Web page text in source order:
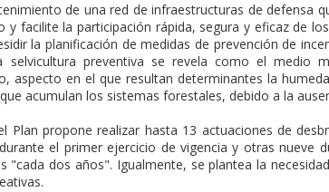
de una red de infraestructuras de defensa
y facilite la participación rápida, segura y eficaz de
la planificación de medidas de prevención de
selvicultura preventiva se revela como el medio
aspecto en el que resultan determinantes la
acumulan los sistemas forestales, debido a la
Plan propone realizar hasta 13 actuaciones de
el primer ejercicio de vigencia y otras nueve
"cada dos años". Igualmente, se plantea la